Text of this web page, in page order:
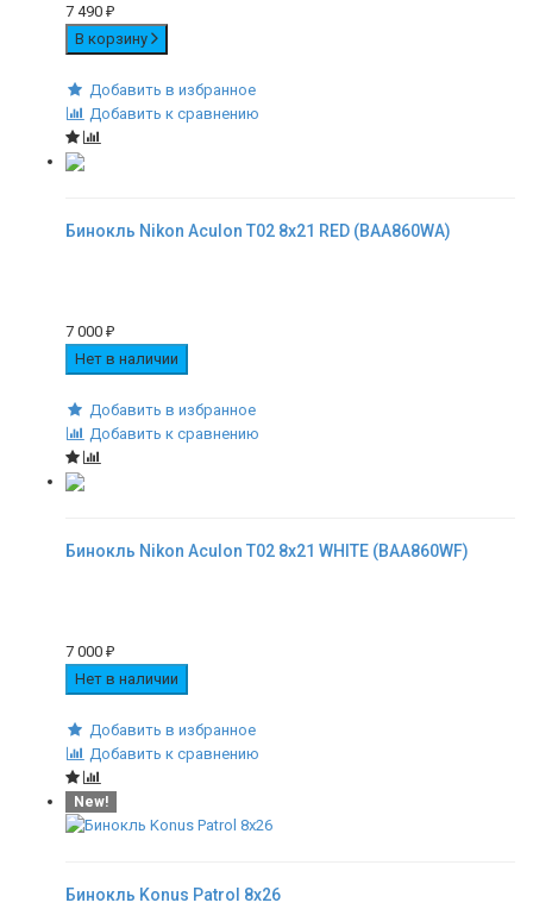
7 490 ₽
В корзину
Добавить в избранное
Добавить к сравнению
Бинокль Nikon Aculon T02 8x21 RED (BAA860WA)
7 000 ₽
Нет в наличии
Добавить в избранное
Добавить к сравнению
Бинокль Nikon Aculon T02 8x21 WHITE (BAA860WF)
7 000 ₽
Нет в наличии
Добавить в избранное
Добавить к сравнению
New!
Бинокль Konus Patrol 8x26